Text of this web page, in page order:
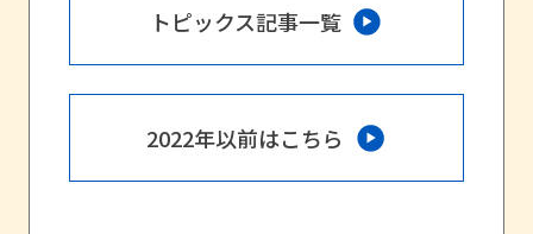
トピックス記事一覧
2022年以前はこちら